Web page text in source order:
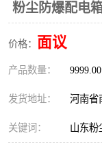
粉尘防爆配电
价格： 面议
产品数量：
发货地址： 河南省
关键词： 山东粉